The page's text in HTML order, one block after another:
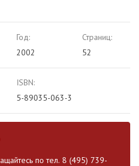
Год:
2002
Страниц:
52
ISBN:
5-89035-063-3
по тел. 8 (495) 739-